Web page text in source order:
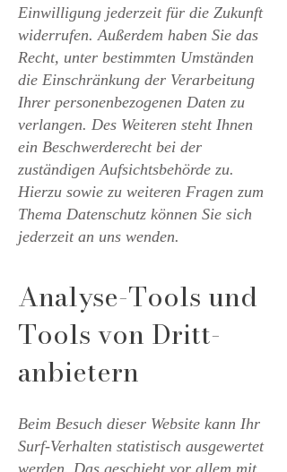
Einwilligung jederzeit für die Zukunft
widerrufen. Außerdem haben Sie das
Recht, unter bestimmten Umständen
die Einschränkung der Verarbeitung
Ihrer personenbezogenen Daten zu
verlangen. Des Weiteren steht Ihnen
ein Beschwerderecht bei der
zuständigen Aufsichtsbehörde zu.
Hierzu sowie zu weiteren Fragen zum
Thema Datenschutz können Sie sich
jederzeit an uns wenden.
Analyse-Tools und
Tools von Dritt­
anbietern
Beim Besuch dieser Website kann Ihr
Surf-Verhalten statistisch ausgewertet
werden. Das geschieht vor allem mit